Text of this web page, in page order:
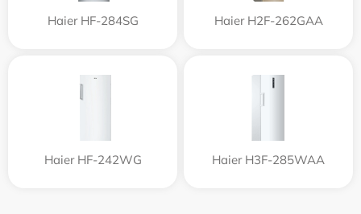
Haier HF-284SG Haier H2F-262GAA
Haier HF-242WG Haier H3F-285WAA